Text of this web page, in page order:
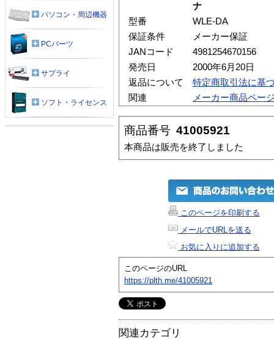
ナ
型番
WLE-DA
保証条件
メーカー保証
JANコード
4981254670156
発売日
2000年6月20日
返品について
特定商取引法に基
関連
メーカー商品ペー
商品番号 41005921
本商品は販売を終了しました
このページを印刷する
メールでURLを送る
お気に入りに追加する
このページのURL
https://plth.me/41005921
関連カテゴリ
パソコン・周辺機器
PCパーツ
サプライ
ソフト・ライセンス